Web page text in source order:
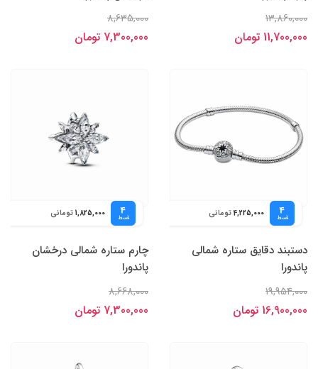
13,860,000
11,700,000 تومان
8,635,000
7,300,000 تومان
4
قسط 4,225,000 تومانی
دستبند دقایق ستاره شمالی
پاندورا
19,954,000
16,900,000 تومان
4
قسط 1,825,000 تومانی
چارم ستاره شمالی درخشان
پاندورا
8,668,000
7,300,000 تومان